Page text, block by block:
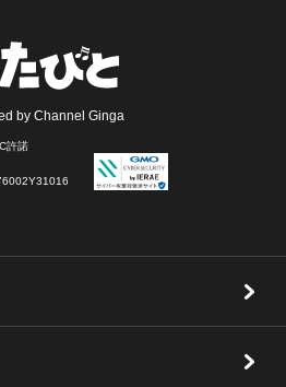
by Channel Ginga
許諾